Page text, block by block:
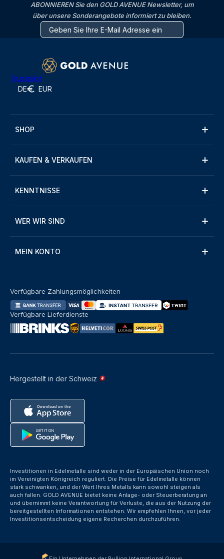
ABONNIEREN Sie den GOLD AVENUE Newsletter, um
über unsere Sonderangebote informiert zu bleiben.
Trustpilot
DE EUR
SHOP
KAUFEN & VERKAUFEN
KENNTNISSE
WER WIR SIND
MEIN KONTO
Hergestellt in der Schweiz
Verfügbare Zahlungsmöglichkeiten
Verfügbare Lieferdienste
Investitionen in Edelmetalle sind weder in der Europäischen Union noch
im Vereinigten Königreich reguliert. Die Preise für Edelmetalle können
stark schwanken, und der Wert Ihres Metalls kann sowohl steigen als
auch fallen. GOLD AVENUE bietet keine Anlage- oder Steuerberatung an
und übernimmt keine Verantwortung für Verluste, die aus der Nutzung der
bereitgestellten Informationen entstehen. Wir empfehlen Ihnen, vor jeder
Investitionsentscheidung eigene Recherchen durchzuführen.